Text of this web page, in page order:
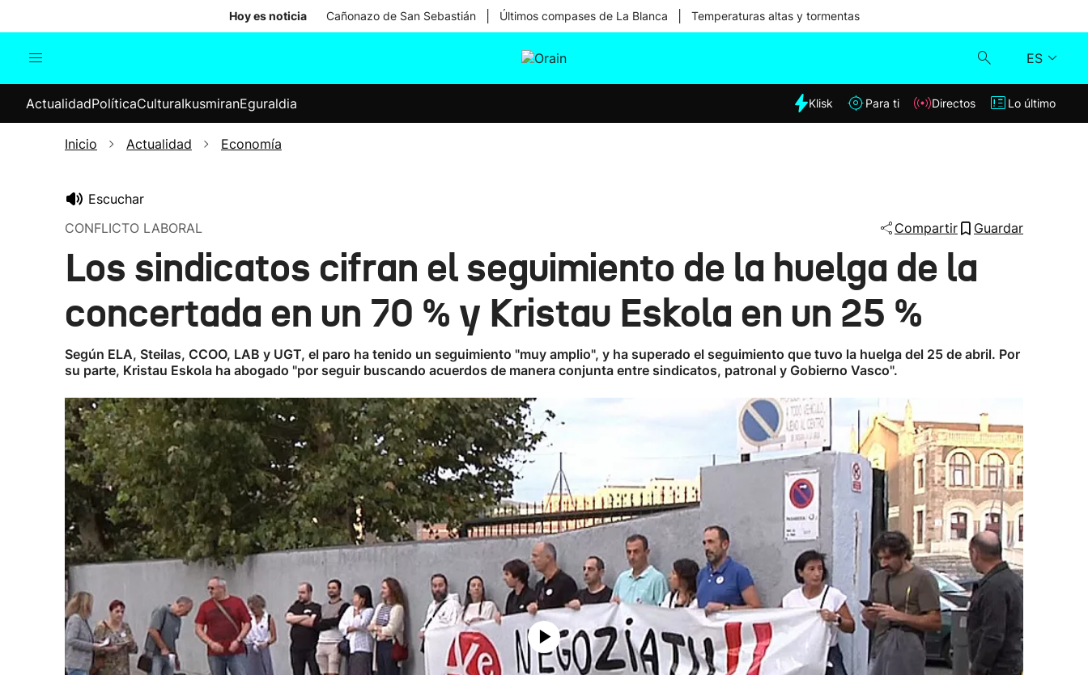
Hoy es noticia Cañonazo de San Sebastián Últimos compases de La Blanca Temperaturas altas y tormentas
ES
Internacional
Elecciones
Klisk
ActualidadPolíticaCulturaIkusmiranEguraldia Klisk Para ti Directos Lo último
Inicio Actualidad Economía
Escuchar
CONFLICTO LABORAL
Compartir Guardar
Los sindicatos cifran el seguimiento de la huelga de la
concertada en un 70 % y Kristau Eskola en un 25 %
Según ELA, Steilas, CCOO, LAB y UGT, el paro ha tenido un seguimiento "muy amplio", y ha superado el seguimiento que tuvo la huelga del 25 de abril. Por
su parte, Kristau Eskola ha abogado "por seguir buscando acuerdos de manera conjunta entre sindicatos, patronal y Gobierno Vasco".